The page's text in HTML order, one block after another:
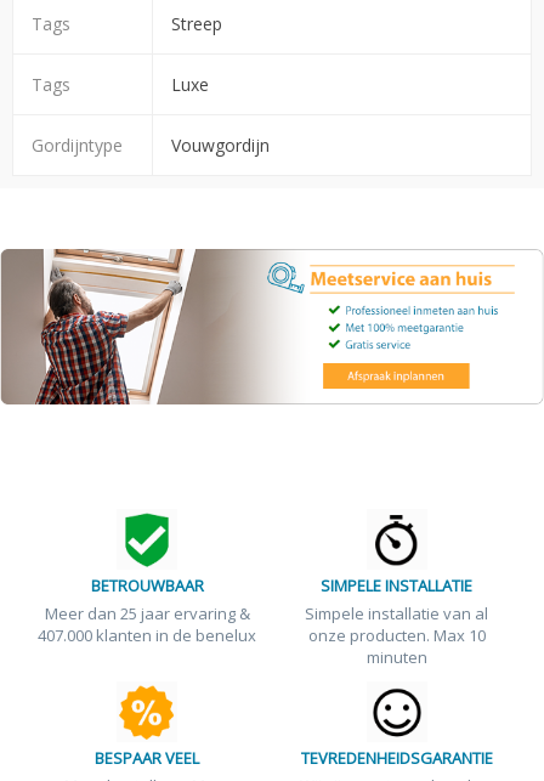
Tags Streep
Tags Luxe
Gordijntype Vouwgordijn
BETROUWBAAR
Meer dan 25 jaar ervaring &
407.000 klanten in de benelux
SIMPELE INSTALLATIE
Simpele installatie van al
onze producten. Max 10
minuten
BESPAAR VEEL
TEVREDENHEIDSGARANTIE